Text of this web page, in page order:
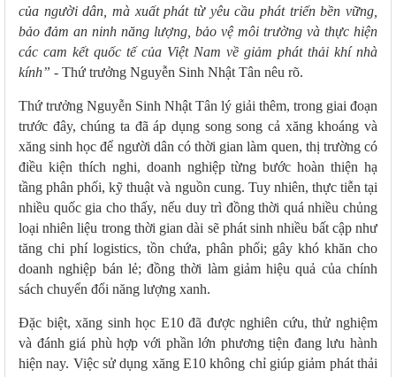
của người dân, mà xuất phát từ yêu cầu phát triển bền vững,
bảo đảm an ninh năng lượng, bảo vệ môi trường và thực hiện
các cam kết quốc tế của Việt Nam về giảm phát thải khí nhà
kính” - Thứ trưởng Nguyễn Sinh Nhật Tân nêu rõ.
Thứ trưởng Nguyễn Sinh Nhật Tân lý giải thêm, trong giai đoạn
trước đây, chúng ta đã áp dụng song song cả xăng khoáng và
xăng sinh học để người dân có thời gian làm quen, thị trường có
điều kiện thích nghi, doanh nghiệp từng bước hoàn thiện hạ
tầng phân phối, kỹ thuật và nguồn cung. Tuy nhiên, thực tiễn tại
nhiều quốc gia cho thấy, nếu duy trì đồng thời quá nhiều chủng
loại nhiên liệu trong thời gian dài sẽ phát sinh nhiều bất cập như
tăng chi phí logistics, tồn chứa, phân phối; gây khó khăn cho
doanh nghiệp bán lẻ; đồng thời làm giảm hiệu quả của chính
sách chuyển đổi năng lượng xanh.
Đặc biệt, xăng sinh học E10 đã được nghiên cứu, thử nghiệm
và đánh giá phù hợp với phần lớn phương tiện đang lưu hành
hiện nay. Việc sử dụng xăng E10 không chỉ giúp giảm phát thải